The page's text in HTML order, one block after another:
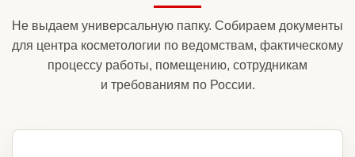
Не выдаем универсальную папку. Собираем документы
для центра косметологии по ведомствам, фактическому
процессу работы, помещению, сотрудникам
и требованиям по России.